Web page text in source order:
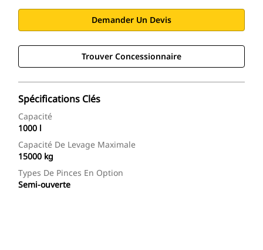
Demander Un Devis
Trouver Concessionnaire
Spécifications Clés
Capacité
1000 l
Capacité De Levage Maximale
15000 kg
Types De Pinces En Option
Semi-ouverte